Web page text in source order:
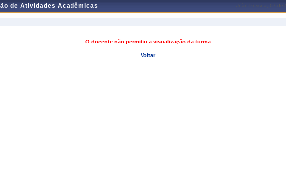
de Atividades Acadêmicas João Pessoa, 07 de
O docente não permitiu a visualização da turma
Voltar